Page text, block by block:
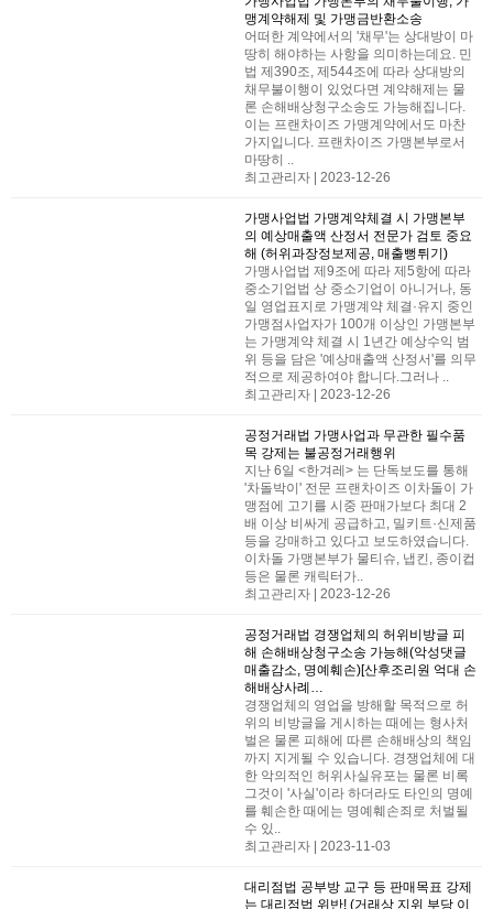
맹계약해제 및 가맹금반환소송
어떠한 계약에서의 '채무'는 상대방이 마
땅히 해야하는 사항을 의미하는데요. 민
법 제390조, 제544조에 따라 상대방의
채무불이행이 있었다면 계약해제는 물
론 손해배상청구소송도 가능해집니다.
이는 프랜차이즈 가맹계약에서도 마찬
가지입니다. ​프랜차이즈 가맹본부로서
마땅히 ..
최고관리자 | 2023-12-26
가맹사업법 가맹계약체결 시 가맹본부
의 예상매출액 산정서 전문가 검토 중요
해 (허위과장정보제공, 매출뻥튀기)
가맹사업법 제9조에 따라 제5항에 따라
중소기업법 상 중소기업이 아니거나, 동
일 영업표지로 가맹계약 체결·유지 중인
가맹점사업자가 100개 이상인 가맹본부
는 가맹계약 체결 시 1년간 예상수익 범
위 등을 담은 '예상매출액 산정서'를 의무
적으로 제공하여야 합니다.​그러나 ..
최고관리자 | 2023-12-26
공정거래법 가맹사업과 무관한 필수품
목 강제는 불공정거래행위
지난 6일 <한겨레> 는 단독보도를 통해
'차돌박이' 전문 프랜차이즈 이차돌이 가
맹점에 고기를 시중 판매가보다 최대 2
배 이상 비싸게 공급하고, 밀키트·신제품
등을 강매하고 있다고 보도하였습니다. ​
이차돌 가맹본부가 물티슈, 냅킨, 종이컵
등은 물론 캐릭터가..
최고관리자 | 2023-12-26
공정거래법 경쟁업체의 허위비방글 피
해 손해배상청구소송 가능해(악성댓글
매출감소, 명예훼손)[산후조리원 억대 손
해배상사례…
경쟁업체의 영업을 방해할 목적으로 허
위의 비방글을 게시하는 때에는 형사처
벌은 물론 피해에 따른 손해배상의 책임
까지 지게될 수 있습니다. 경쟁업체에 대
한 악의적인 허위사실유포는 물론 비록
그것이 '사실'이라 하더라도 타인의 명예
를 훼손한 때에는 명예훼손죄로 처벌될
수 있..
최고관리자 | 2023-11-03
대리점법 공부방 교구 등 판매목표 강제
는 대리점법 위반! (거래상 지위 부당 이